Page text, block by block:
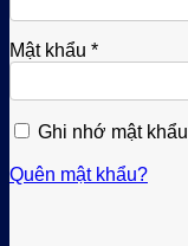
Mật khẩu *Bắt
Ghi nhớ mật khẩu
Quên mật khẩu?